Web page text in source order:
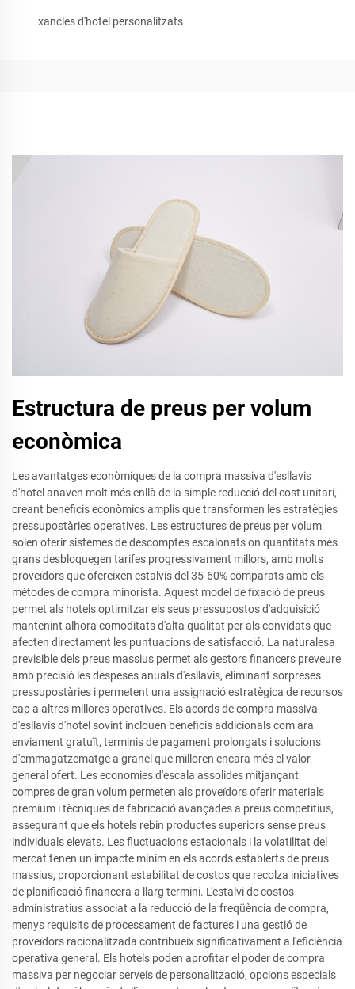
xancles d'hotel personalitzats
Estructura de preus per volum
econòmica
Les avantatges econòmiques de la compra massiva d'esllavis
d'hotel anaven molt més enllà de la simple reducció del cost unitari,
creant beneficis econòmics amplis que transformen les estratègies
pressupostàries operatives. Les estructures de preus per volum
solen oferir sistemes de descomptes escalonats on quantitats més
grans desbloquegen tarifes progressivament millors, amb molts
proveïdors que ofereixen estalvis del 35-60% comparats amb els
mètodes de compra minorista. Aquest model de fixació de preus
permet als hotels optimitzar els seus pressupostos d'adquisició
mantenint alhora comoditats d'alta qualitat per als convidats que
afecten directament les puntuacions de satisfacció. La naturalesa
previsible dels preus massius permet als gestors financers preveure
amb precisió les despeses anuals d'esllavis, eliminant sorpreses
pressupostàries i permetent una assignació estratègica de recursos
cap a altres millores operatives. Els acords de compra massiva
d'esllavis d'hotel sovint inclouen beneficis addicionals com ara
enviament gratuït, terminis de pagament prolongats i solucions
d'emmagatzematge a granel que milloren encara més el valor
general ofert. Les economies d'escala assolides mitjançant
compres de gran volum permeten als proveïdors oferir materials
premium i tècniques de fabricació avançades a preus competitius,
assegurant que els hotels rebin productes superiors sense preus
individuals elevats. Les fluctuacions estacionals i la volatilitat del
mercat tenen un impacte mínim en els acords establerts de preus
massius, proporcionant estabilitat de costos que recolza iniciatives
de planificació financera a llarg termini. L'estalvi de costos
administratius associat a la reducció de la freqüència de compra,
menys requisits de processament de factures i una gestió de
proveïdors racionalitzada contribueix significativament a l'eficiència
operativa general. Els hotels poden aprofitar el poder de compra
massiva per negociar serveis de personalització, opcions especials